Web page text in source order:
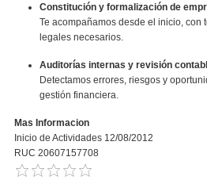
Constitución y formalización de
Te acompañamos desde el inicio, con
legales necesarios.
Auditorías internas y revisión
Detectamos errores, riesgos y
gestión financiera.
Mas Informacion
Inicio de Actividades 12/08/2012
RUC 20607157708